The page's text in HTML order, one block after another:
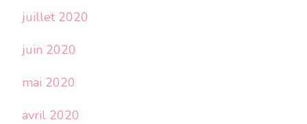
juillet 2020
juin 2020
mai 2020
avril 2020